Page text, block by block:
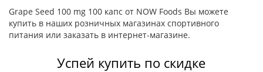
Grape Seed 100 mg 100 капс от NOW Foods Вы можете
купить в наших розничных магазинах спортивного
питания или заказать в интернет-магазине.
Успей купить по скидке